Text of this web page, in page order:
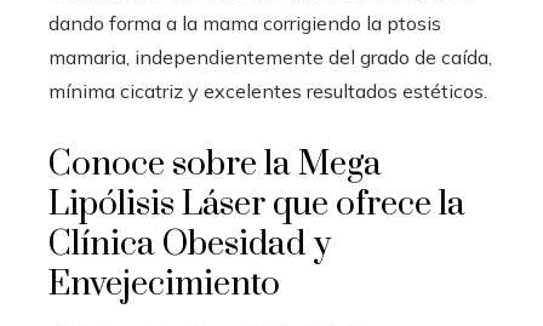
dando forma a la mama corrigiendo la ptosis
mamaria, independientemente del grado de caída,
mínima cicatriz y excelentes resultados estéticos.
Conoce sobre la Mega
Lipólisis Láser que ofrece la
Clínica Obesidad y
Envejecimiento